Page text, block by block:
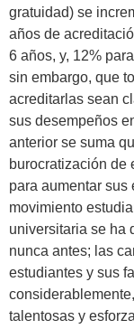
gratuidad) se
años de
6 años, y, 12%
sin embargo, que
acreditarlas sean
sus desempeños
anterior se suma
burocratización de
para aumentar sus
movimiento
universitaria se ha
nunca antes; las
estudiantes y sus
talentosas y